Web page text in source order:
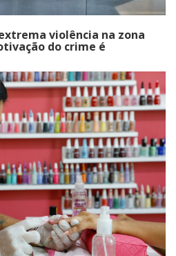
violência na zona
do crime é